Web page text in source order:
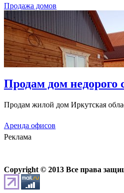
Продажа домов
Продам дом недорого
Продам жилой дом Иркутская
Аренда офисов
Реклама
Copyright © 2013 Все права